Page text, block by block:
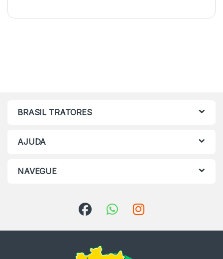
BRASIL TRATORES
AJUDA
NAVEGUE